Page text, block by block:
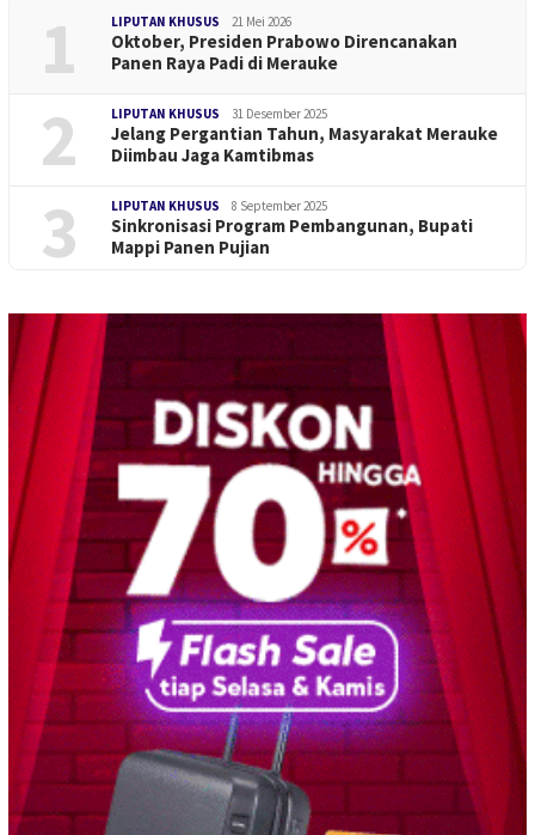
1 LIPUTAN KHUSUS 21 Mei 2026
Oktober, Presiden Prabowo Direncanakan
Panen Raya Padi di Merauke
2 LIPUTAN KHUSUS 31 Desember 2025
Jelang Pergantian Tahun, Masyarakat Merauke
Diimbau Jaga Kamtibmas
3 LIPUTAN KHUSUS 8 September 2025
Sinkronisasi Program Pembangunan, Bupati
Mappi Panen Pujian